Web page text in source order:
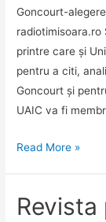
Goncourt-
printre care și
pentru a citi,
Goncourt și
UAIC va fi
Revista
octombrie
Read More »